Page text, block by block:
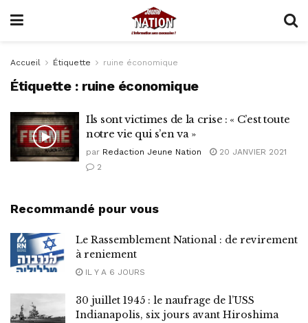
Accueil Étiquette ruine économique
Étiquette : ruine économique
Ils sont victimes de la crise : « C’est toute
notre vie qui s’en va »
par Redaction Jeune Nation
20 JANVIER 2021
2
Recommandé pour vous
Le Rassemblement National : de revirement
à reniement
IL Y A 6 JOURS
30 juillet 1945 : le naufrage de l’USS
Indianapolis, six jours avant Hiroshima